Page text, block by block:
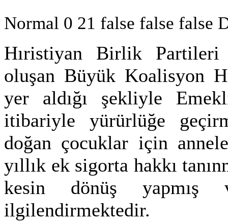
Normal 0 21 false false false
Hıristiyan Birlik Partileri
oluşan Büyük Koalisyon
yer aldığı şekliyle
itibariyle yürürlüğe
doğan çocuklar için
yıllık ek sigorta hakkı
kesin dönüş yapmış
ilgilendirmektedir.